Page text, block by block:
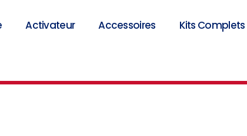
Activateur Accessoires Kits Complets